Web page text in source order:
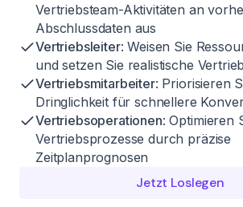
Vertriebsteam-Aktivitäten an
Abschlussdaten aus
Vertriebsleiter: Weisen Sie
und setzen Sie realistische
Vertriebsmitarbeiter: Priorisieren
Dringlichkeit für schnellere
Vertriebsoperationen: Optimieren
Vertriebsprozesse durch präzise
Zeitplanprognosen
Jetzt Loslegen